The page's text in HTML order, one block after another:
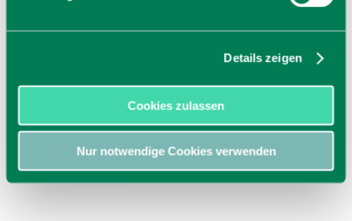
Details zeigen
Cookies zulassen
Nur notwendige Cookies verwenden